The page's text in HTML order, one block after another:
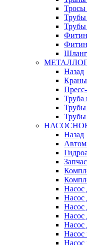
Тросы
Трубы
Трубы
Назад
Краны
Труба
Трубы
Назад
Насос
Насос
Насос
Насос
Насос
Насос
Насос